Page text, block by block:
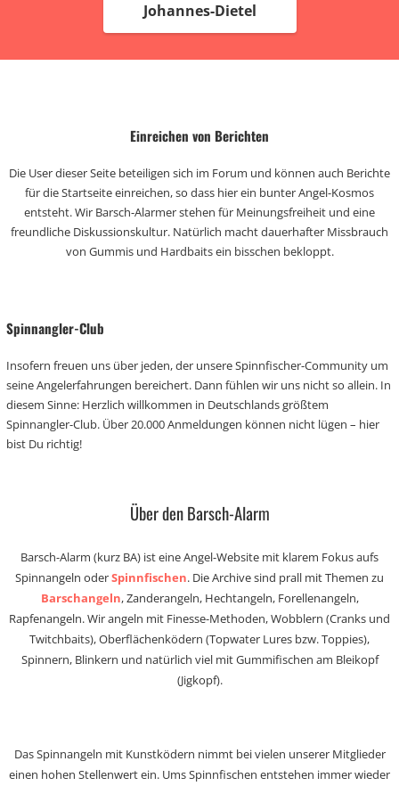
Johannes-Dietel
Einreichen von Berichten
Die User dieser Seite beteiligen sich im Forum und können auch Berichte
für die Startseite einreichen, so dass hier ein bunter Angel-Kosmos
entsteht. Wir Barsch-Alarmer stehen für Meinungsfreiheit und eine
freundliche Diskussionskultur. Natürlich macht dauerhafter Missbrauch
von Gummis und Hardbaits ein bisschen bekloppt.
Spinnangler-Club
Insofern freuen uns über jeden, der unsere Spinnfischer-Community um
seine Angelerfahrungen bereichert. Dann fühlen wir uns nicht so allein. In
diesem Sinne: Herzlich willkommen in Deutschlands größtem
Spinnangler-Club. Über 20.000 Anmeldungen können nicht lügen – hier
bist Du richtig!
Über den Barsch-Alarm
Barsch-Alarm (kurz BA) ist eine Angel-Website mit klarem Fokus aufs
Spinnangeln oderSpinnfischen. Die Archive sind prall mit Themen zu
Barschangeln, Zanderangeln, Hechtangeln, Forellenangeln,
Rapfenangeln. Wir angeln mit Finesse-Methoden, Wobblern (Cranks und
Twitchbaits), Oberflächenködern (Topwater Lures bzw. Toppies),
Spinnern, Blinkern und natürlich viel mit Gummifischen am Bleikopf
(Jigkopf).
Das Spinnangeln mit Kunstködern nimmt bei vielen unserer Mitglieder
einen hohen Stellenwert ein. Ums Spinnfischen entstehen immer wieder